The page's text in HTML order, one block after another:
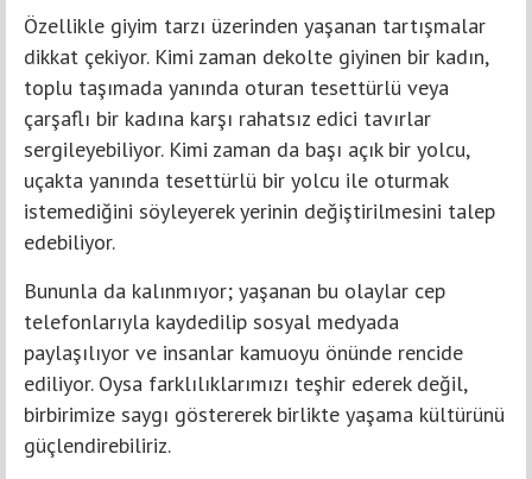
Özellikle giyim tarzı üzerinden yaşanan tartışmalar
dikkat çekiyor. Kimi zaman dekolte giyinen bir kadın,
toplu taşımada yanında oturan tesettürlü veya
çarşaflı bir kadına karşı rahatsız edici tavırlar
sergileyebiliyor. Kimi zaman da başı açık bir yolcu,
uçakta yanında tesettürlü bir yolcu ile oturmak
istemediğini söyleyerek yerinin değiştirilmesini talep
edebiliyor.
Bununla da kalınmıyor; yaşanan bu olaylar cep
telefonlarıyla kaydedilip sosyal medyada
paylaşılıyor ve insanlar kamuoyu önünde rencide
ediliyor. Oysa farklılıklarımızı teşhir ederek değil,
birbirimize saygı göstererek birlikte yaşama kültürünü
güçlendirebiliriz.